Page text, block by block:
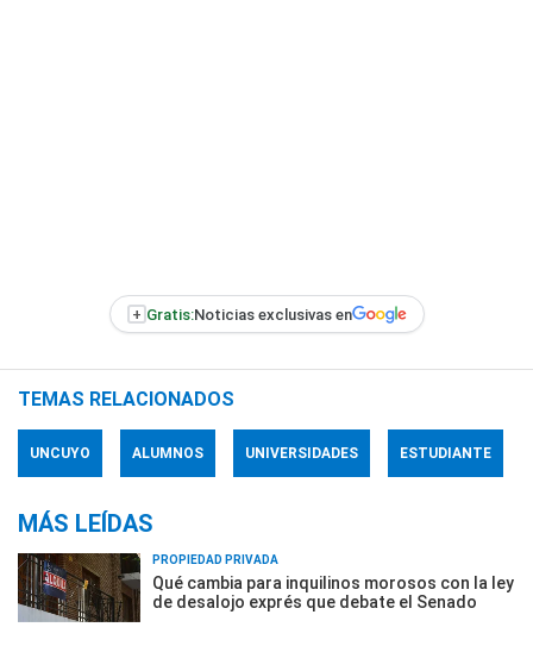
+ Gratis:Noticias exclusivas en
TEMAS RELACIONADOS
UNCUYO ALUMNOS UNIVERSIDADES ESTUDIANTE
MÁS LEÍDAS
PROPIEDAD PRIVADA
Qué cambia para inquilinos morosos con la ley
de desalojo exprés que debate el Senado